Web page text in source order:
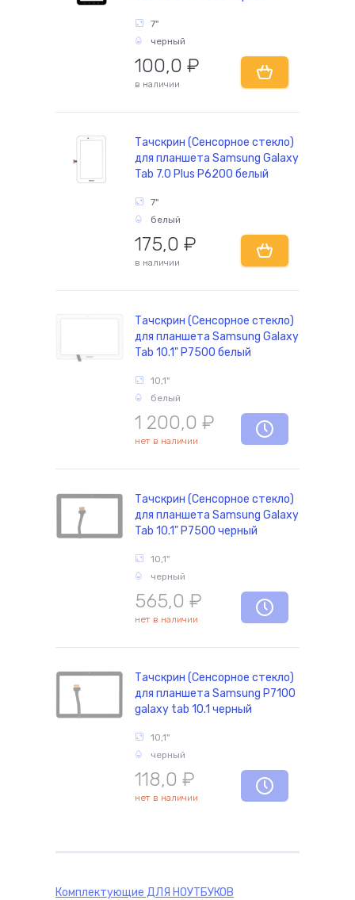
7"
черный
100,0 ₽
в наличии
Тачскрин (Сенсорное стекло)
для планшета Samsung Galaxy
Tab 7.0 Plus P6200 белый
7"
белый
175,0 ₽
в наличии
Тачскрин (Сенсорное стекло)
для планшета Samsung Galaxy
Tab 10.1" P7500 белый
10,1"
белый
1 200,0 ₽
нет в наличии
Тачскрин (Сенсорное стекло)
для планшета Samsung Galaxy
Tab 10.1" P7500 черный
10,1"
черный
565,0 ₽
нет в наличии
Тачскрин (Сенсорное стекло)
для планшета Samsung P7100
galaxy tab 10.1 черный
10,1"
черный
118,0 ₽
нет в наличии
Комплектующие ДЛЯ НОУТБУКОВ